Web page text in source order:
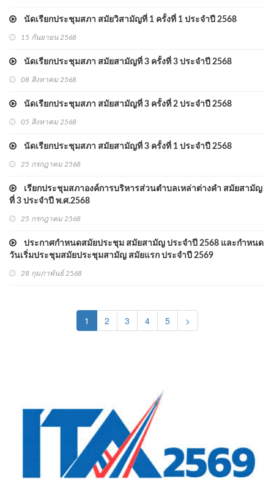
นัดเรียกประชุมสภา สมัยวิสามัญที่ 1 ครั้งที่ 1 ประจำปี 2568
15 กันยายน 2568
นัดเรียกประชุมสภา สมัยสามัญที่ 3 ครั้งที่ 3 ประจำปี 2568
08 สิงหาคม 2568
นัดเรียกประชุมสภา สมัยสามัญที่ 3 ครั้งที่ 2 ประจำปี 2568
05 สิงหาคม 2568
นัดเรียกประชุมสภา สมัยสามัญที่ 3 ครั้งที่ 1 ประจำปี 2568
25 กรกฎาคม 2568
เรียกประชุมสภาองค์การบริหารส่วนตำบลเหล่าต่างคำ สมัยสามัญ
ที่ 3 ประจำปี พ.ศ.2568
25 กรกฎาคม 2568
ประกาศกำหนดสมัยประชุม สมัยสามัญ ประจำปี 2568 และกำหนด
วันเริ่มประชุมสมัยประชุมสามัญ สมัยแรก ประจำปี 2569
28 กุมภาพันธ์ 2568
1 (current)
2 3 4 5 >